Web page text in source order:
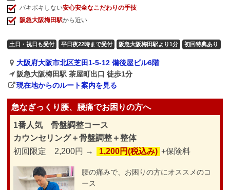
バキボキしない安心安全なこだわりの手技
阪急大阪梅田駅から近い
土日・祝日も受付 平日夜22時まで受付 阪急大阪梅田駅より1分 初回特典あり
大阪府大阪市北区芝田1-5-12 備後屋ビル6階
阪急大阪梅田駅 茶屋町出口 徒歩1分
現在地からのルート案内を見る
急なぎっくり腰、腰痛でお困りの方へ
1番人気 骨盤調整コース
カウンセリング＋骨盤調整＋整体
初回限定 2,200円 →
1,200円(税込み) +保険料
腰の痛みで、お困りの方にオススメのコ
ース